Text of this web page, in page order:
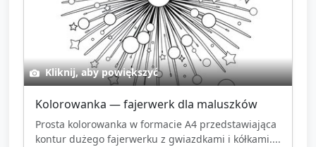
Kliknij, aby powiększyć
Kolorowanka — fajerwerk dla maluszków
Prosta kolorowanka w formacie A4 przedstawiająca
kontur dużego fajerwerku z gwiazdkami i kółkami....